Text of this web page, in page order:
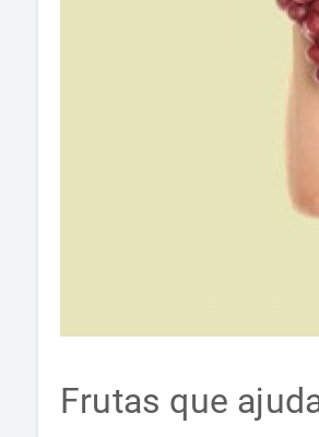
Frutas que